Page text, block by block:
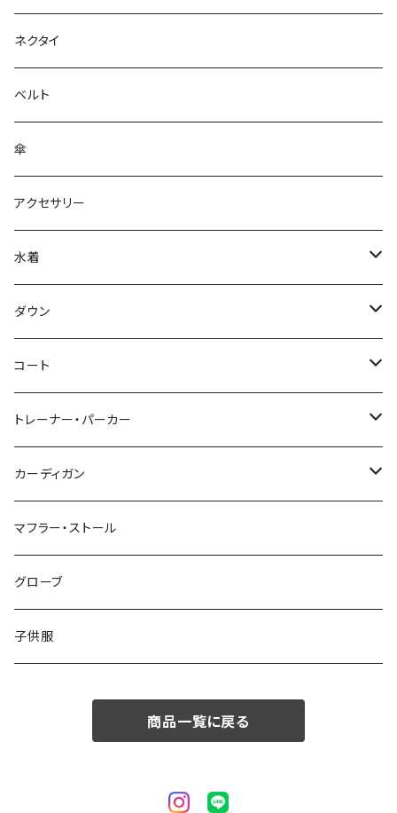
ネクタイ
ベルト
傘
アクセサリー
水着
～44/S
46/M
48/L
50/XL～
ダウン
～44/S
46/M
48/L
50/XL～
コート
～44/S
46/M
48/L
50/XL～
トレーナー・パーカー
～44/S
46/M
48/L
50/XL～
カーディガン
～44/S
46/M
48/L
マフラー・ストール
グローブ
子供服
商品一覧に戻る